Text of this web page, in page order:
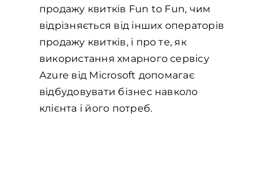
продажу квитків Fun to Fun, чим
відрізняється від інших операторів
продажу квитків, і про те, як
використання хмарного сервісу
Аzure від Мicrosoft допомагає
відбудовувати бізнес навколо
клієнта і його потреб.